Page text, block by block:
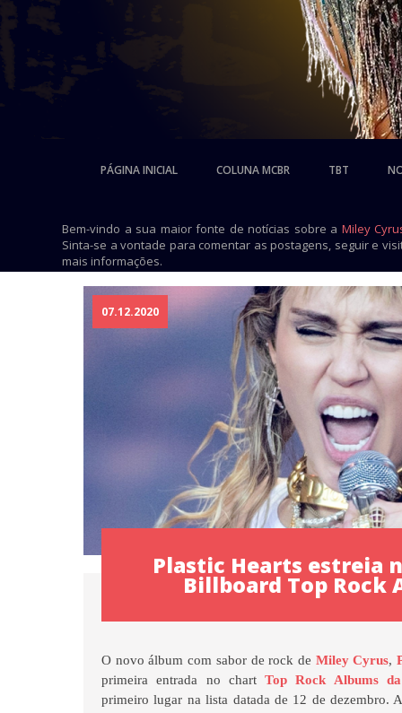
PÁGINA INICIAL COLUNA MCBR TBT
Bem-vindo a sua maior fonte de notícias sobre a Miley
Sinta-se a vontade para comentar as postagens, seguir e
mais informações.
07.12.2020
Plastic Hearts estreia
Billboard Top Rock
O novo álbum com sabor de rock de Miley Cyrus,
primeira entrada no chartTop Rock Albums
primeiro lugar na lista datada de 12 de dezembro.